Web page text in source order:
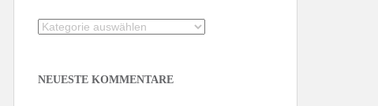
Kategorien
NEUESTE KOMMENTARE